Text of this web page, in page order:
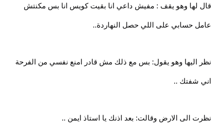
قال لها وهو يقف : مفيش داعي انا بقيت كويس انا بس مكنتش
عامل حسابي على اللي حصل النهاردة..
نظر اليها وهو يقول: بس مع ذلك مش قادر امنع نفسي من الفرحة
اني شفتك ..
نظرت الى الارض وقالت: بعد اذنك يا استاذ ايمن ..